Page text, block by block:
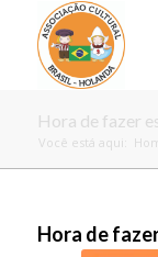
Hora de fazer
Você está aqui:
Hora de